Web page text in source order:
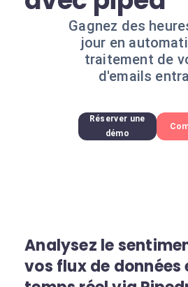
Gagnez des
jour en
traitement de
d'emails
Réserver une
démo
Analysez le
vos flux de données